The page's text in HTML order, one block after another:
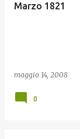
Marzo 1821
maggio 14, 2008
0